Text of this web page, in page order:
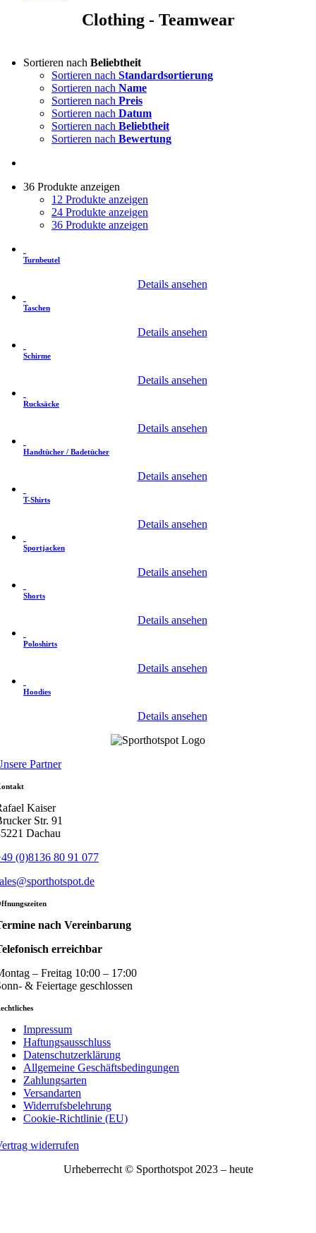
Clothing - Teamwear
Sortieren nach Beliebtheit
Sortieren nach Standardsortierung
Sortieren nach Name
Sortieren nach Preis
Sortieren nach Datum
Sortieren nach Beliebtheit
Sortieren nach Bewertung
36 Produkte anzeigen
12 Produkte anzeigen
24 Produkte anzeigen
36 Produkte anzeigen
Turnbeutel
Details ansehen
Taschen
Details ansehen
Schirme
Details ansehen
Rucksäcke
Details ansehen
Handtücher / Badetücher
Details ansehen
T-Shirts
Details ansehen
Sportjacken
Details ansehen
Shorts
Details ansehen
Poloshirts
Details ansehen
Hoodies
Details ansehen
Partner
Kaiser
Str. 91
Dachau
(0)8136 80 91 077
nach Vereinbarung
erreichbar
– Freitag 10:00 – 17:00
& Feiertage geschlossen
Impressum
Haftungsausschluss
Datenschutzerklärung
Allgemeine Geschäftsbedingungen
Zahlungsarten
Versandarten
Widerrufsbelehrung
Cookie-Richtlinie (EU)
widerrufen
Urheberrecht © Sporthotspot 2023 – heute